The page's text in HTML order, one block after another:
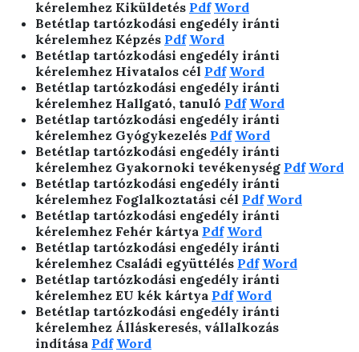
kérelemhez Kiküldetés Pdf Word
Betétlap tartózkodási engedély iránti
kérelemhez Képzés Pdf Word
Betétlap tartózkodási engedély iránti
kérelemhez Hivatalos cél Pdf Word
Betétlap tartózkodási engedély iránti
kérelemhez Hallgató, tanuló Pdf Word
Betétlap tartózkodási engedély iránti
kérelemhez Gyógykezelés Pdf Word
Betétlap tartózkodási engedély iránti
kérelemhez Gyakornoki tevékenység Pdf Word
Betétlap tartózkodási engedély iránti
kérelemhez Foglalkoztatási cél Pdf Word
Betétlap tartózkodási engedély iránti
kérelemhez Fehér kártya Pdf Word
Betétlap tartózkodási engedély iránti
kérelemhez Családi együttélés Pdf Word
Betétlap tartózkodási engedély iránti
kérelemhez EU kék kártya Pdf Word
Betétlap tartózkodási engedély iránti
kérelemhez Álláskeresés, vállalkozás
indítása Pdf Word